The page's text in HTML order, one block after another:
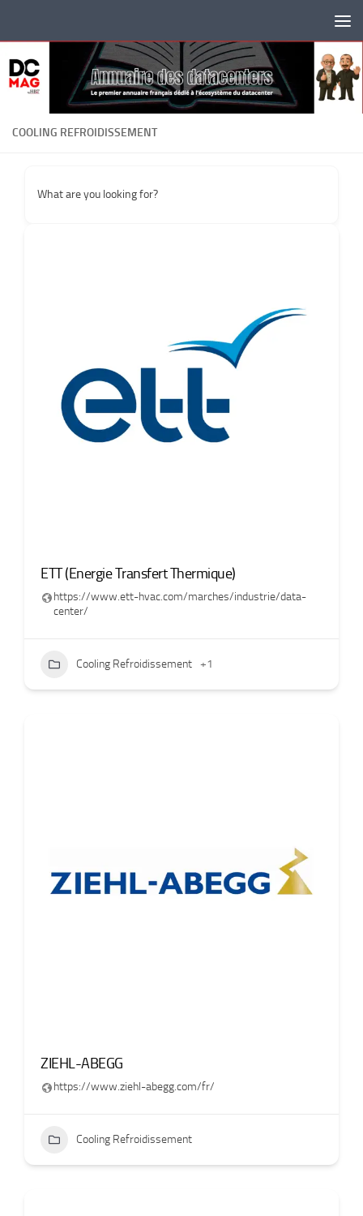
COOLING REFROIDISSEMENT
What are you looking for?
ETT (Energie Transfert Thermique)
https://www.ett-hvac.com/marches/industrie/data-
center/
Cooling Refroidissement +1
ZIEHL-ABEGG
https://www.ziehl-abegg.com/fr/
Cooling Refroidissement